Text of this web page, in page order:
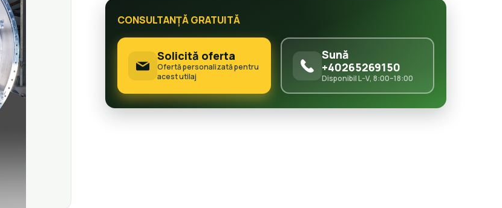
CONSULTANȚĂ GRATUITĂ
Solicită oferta
Ofertă personalizată pentru
acest utilaj
Sună
+40265269150
Disponibil L–V, 8:00–18:00